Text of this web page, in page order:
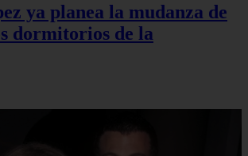
ya planea la mudanza de
dormitorios de la